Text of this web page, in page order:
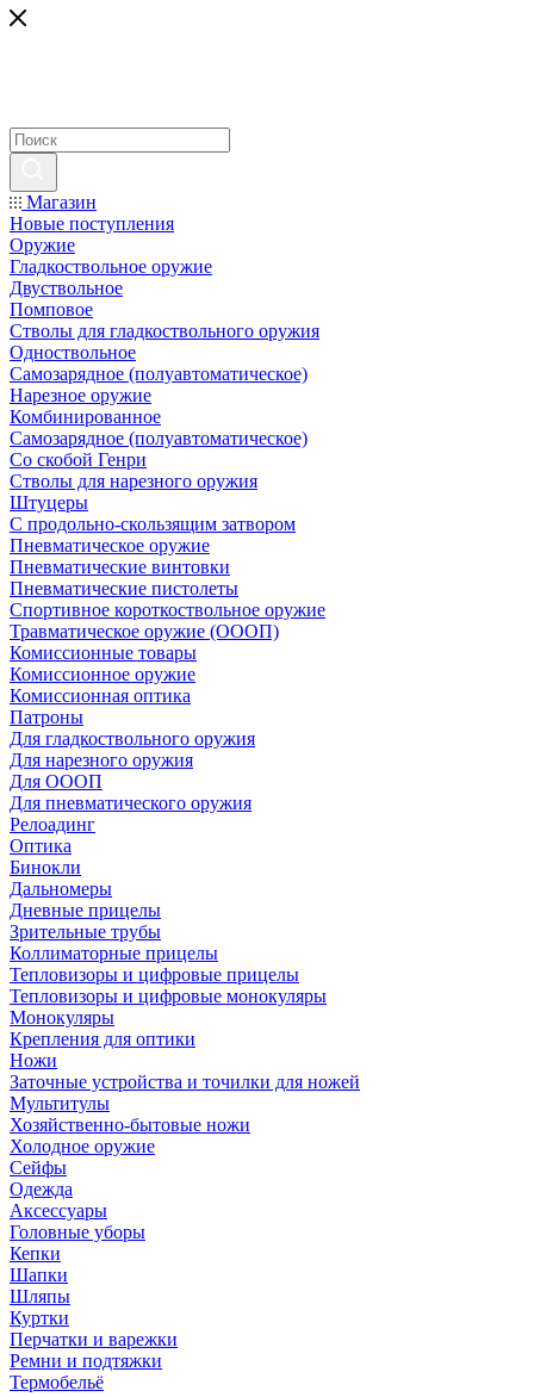
Магазин
Новые поступления
Оружие
Гладкоствольное оружие
Двуствольное
Помповое
Стволы для гладкоствольного оружия
Одноствольное
Самозарядное (полуавтоматическое)
Нарезное оружие
Комбинированное
Самозарядное (полуавтоматическое)
Со скобой Генри
Стволы для нарезного оружия
Штуцеры
С продольно-скользящим затвором
Пневматическое оружие
Пневматические винтовки
Пневматические пистолеты
Спортивное короткоствольное оружие
Травматическое оружие (ОООП)
Комиссионные товары
Комиссионное оружие
Комиссионная оптика
Патроны
Для гладкоствольного оружия
Для нарезного оружия
Для ОООП
Для пневматического оружия
Релоадинг
Оптика
Бинокли
Дальномеры
Дневные прицелы
Зрительные трубы
Коллиматорные прицелы
Тепловизоры и цифровые прицелы
Тепловизоры и цифровые монокуляры
Монокуляры
Крепления для оптики
Ножи
Заточные устройства и точилки для ножей
Мультитулы
Хозяйственно-бытовые ножи
Холодное оружие
Сейфы
Одежда
Аксессуары
Головные уборы
Кепки
Шапки
Шляпы
Куртки
Перчатки и варежки
Ремни и подтяжки
Термобельё